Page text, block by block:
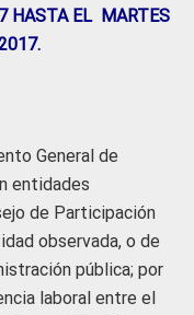
HASTA EL MARTES
General de
entidades
de Participación
observada, o de
pública; por
laboral entre el